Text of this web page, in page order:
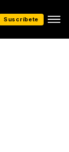
Suscríbete